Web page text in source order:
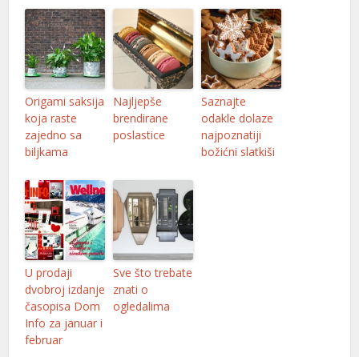
Origami saksija
koja raste
zajedno sa
biljkama
Najljepše
brendirane
poslastice
Saznajte
odakle dolaze
najpoznatiji
božićni slatkiši
U prodaji
dvobroj izdanje
časopisa Dom
Info za januar i
februar
Sve što trebate
znati o
ogledalima